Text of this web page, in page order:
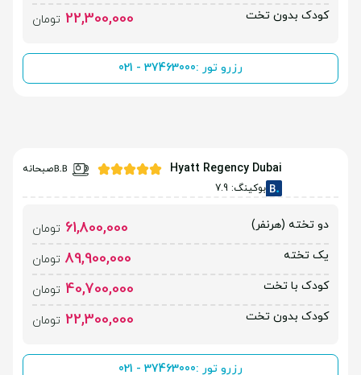
کودک بدون تخت
22,300,000 تومان
رزرو تور :021 - 37463000
Hyatt Regency Dubai
صبحانه
بوکینگ: 7.9
دو تخته (هرنفر) 61,800,000 تومان
یک تخته
89,900,000 تومان
کودک با تخت
40,700,000 تومان
کودک بدون تخت
22,300,000 تومان
رزرو تور :021 - 37463000